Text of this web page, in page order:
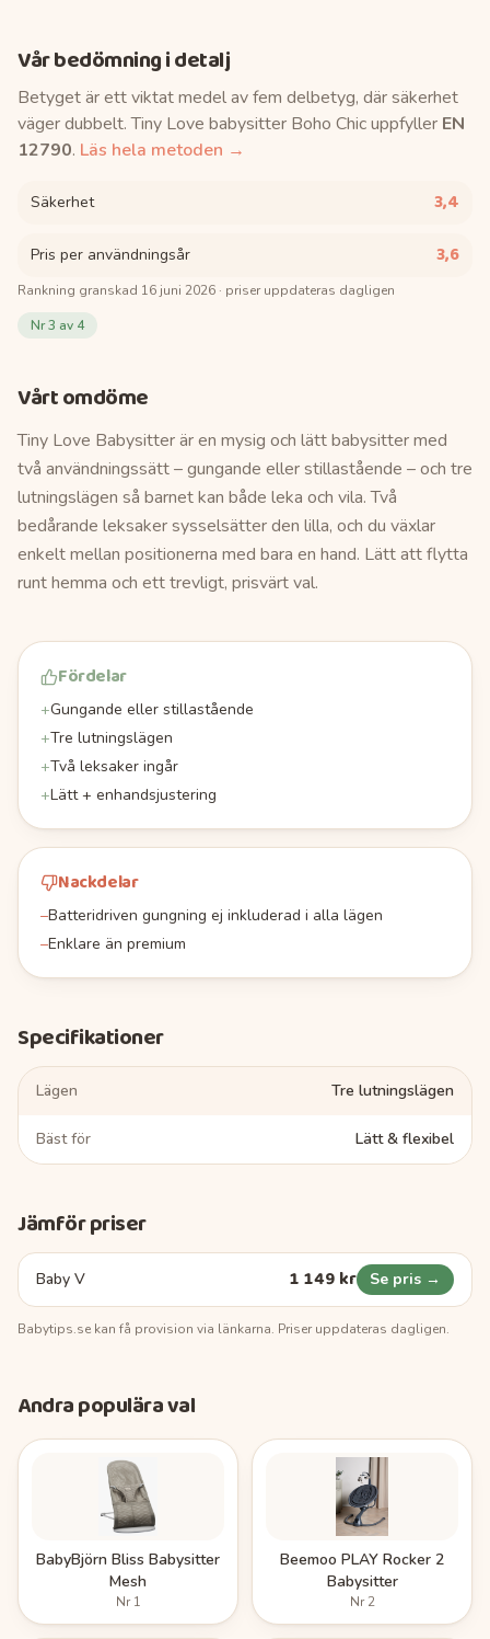
Vår bedömning i detalj
Betyget är ett viktat medel av fem delbetyg, där säkerhet
väger dubbelt. Tiny Love babysitter Boho Chicuppfyller EN
12790. Läs hela metoden →
Säkerhet 3,4
Pris per användningsår 3,6
Rankning granskad 16 juni 2026 · priser uppdateras dagligen
Nr3 av 4
Vårt omdöme
Tiny Love Babysitter är en mysig och lätt babysitter med
två användningssätt – gungande eller stillastående – och tre
lutningslägen så barnet kan både leka och vila. Två
bedårande leksaker sysselsätter den lilla, och du växlar
enkelt mellan positionerna med bara en hand. Lätt att flytta
runt hemma och ett trevligt, prisvärt val.
Fördelar
+Gungande eller stillastående
+Tre lutningslägen
+Två leksaker ingår
+Lätt + enhandsjustering
Nackdelar
–Batteridriven gungning ej inkluderad i alla lägen
–Enklare än premium
Specifikationer
Lägen Tre lutningslägen
Bäst för Lätt & flexibel
Jämför priser
Baby V 1 149 kr Se pris →
Babytips.se kan få provision via länkarna. Priser uppdateras dagligen.
Andra populära val
BabyBjörn Bliss Babysitter
Mesh
Nr1
Beemoo PLAY Rocker 2
Babysitter
Nr2